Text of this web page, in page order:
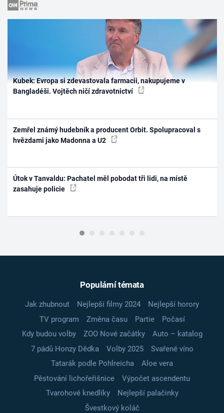
Kubek: Evropa si zdevastovala farmacii, nakupujeme v
Bangladéši. Vojtěch ničí zdravotnictví
Zemřel známý hudebník a producent Orbit. Spolupracoval s
hvězdami jako Madonna a U2
Útok v Tanvaldu: Pachatel měl pobodat tři lidi, na místě
zasahuje policie
Populární témata
Jak zhubnout Nejlepší filmy 2024
Nejlepší horory
TV program
Změna času Partie
Počasí
Kdy budou volby
ZOO Nové začátky
Auto – katalog
7 pádů Honzy Dědka
Volby 2025
Svařené víno
Tatarák podle Pohlreicha
Aloe vera
Pěstování lichořeřišnice
Výpočet ascendentu
Tvarohové knedlíky
Nejlepší palačinky
Švestkový koláč